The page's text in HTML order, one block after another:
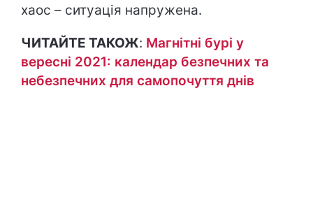
хаос – ситуація напружена.
ЧИТАЙТЕ ТАКОЖ: Магнітні бурі у
вересні 2021: календар безпечних та
небезпечних для самопочуття днів